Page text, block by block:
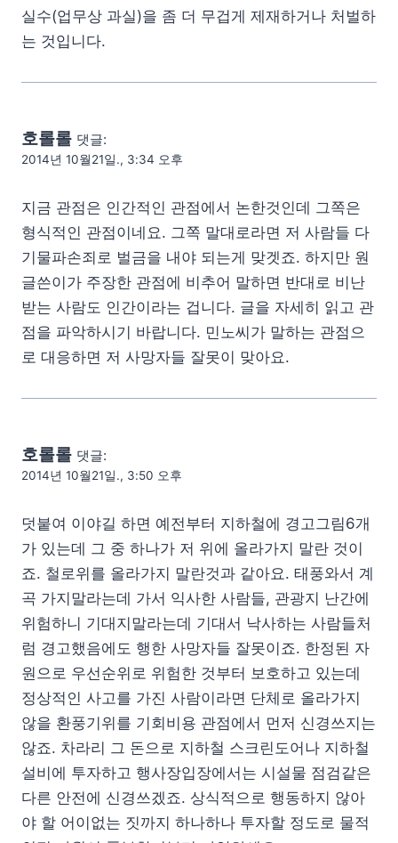
실수(업무상 과실)을 좀 더 무겁게 제재하거나 처벌하
는 것입니다.
호롤롤 댓글:
2014년 10월21일., 3:34 오후
지금 관점은 인간적인 관점에서 논한것인데 그쪽은
형식적인 관점이네요. 그쪽 말대로라면 저 사람들 다
기물파손죄로 벌금을 내야 되는게 맞겟죠. 하지만 원
글쓴이가 주장한 관점에 비추어 말하면 반대로 비난
받는 사람도 인간이라는 겁니다. 글을 자세히 읽고 관
점을 파악하시기 바랍니다. 민노씨가 말하는 관점으
로 대응하면 저 사망자들 잘못이 맞아요.
호롤롤 댓글:
2014년 10월21일., 3:50 오후
덧붙여 이야길 하면 예전부터 지하철에 경고그림6개
가 있는데 그 중 하나가 저 위에 올라가지 말란 것이
죠. 철로위를 올라가지 말란것과 같아요. 태풍와서 계
곡 가지말라는데 가서 익사한 사람들, 관광지 난간에
위험하니 기대지말라는데 기대서 낙사하는 사람들처
럼 경고했음에도 행한 사망자들 잘못이죠. 한정된 자
원으로 우선순위로 위험한 것부터 보호하고 있는데
정상적인 사고를 가진 사람이라면 단체로 올라가지
않을 환풍기위를 기회비용 관점에서 먼저 신경쓰지는
않죠. 차라리 그 돈으로 지하철 스크린도어나 지하철
설비에 투자하고 행사장입장에서는 시설물 점검같은
다른 안전에 신경쓰겠죠. 상식적으로 행동하지 않아
야 할 어이없는 짓까지 하나하나 투자할 정도로 물적